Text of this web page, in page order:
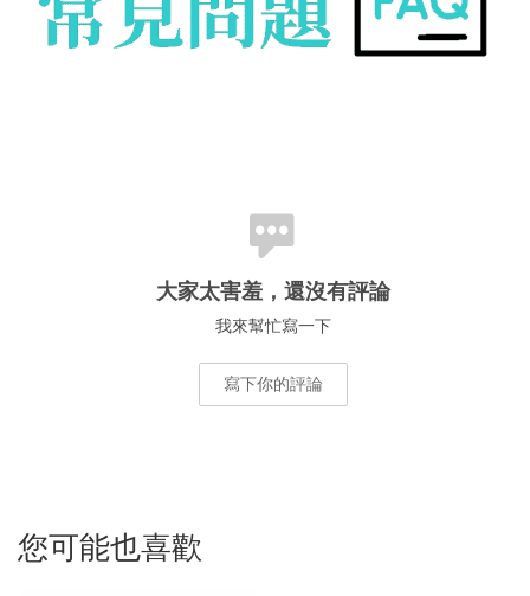
大家太害羞，還沒有評論
我來幫忙寫一下
寫下你的評論
您可能也喜歡